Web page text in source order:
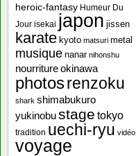
heroic-fantasy Humeur Du
Jour isekai japon jissen
karate kyoto matsuri metal
musique nanar nihonshu
nourritureokinawa
photosrenzoku
shark shimabukuro
yukinobustage tokyo
tradition uechi-ryu vidéo
voyage